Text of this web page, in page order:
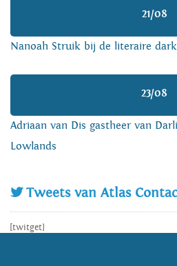
21/08
Nanoah Struik bij de literaire
23/08
Adriaan van Dis gastheer van
Lowlands
Tweets van Atlas
[twitget]